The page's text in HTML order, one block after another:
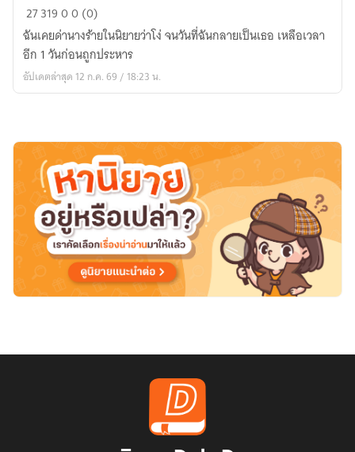
นี้»
บท
นาง
ร้าย
เรื่อง
นี้
ไรต์
แล้ว
(ทะลุ
มา
เป็น
นาง
ร้าย
แต่
2731900 (0)
ฉันเคยด่านางร้ายในนิยายว่าโง่ จนวันที่ฉันกลายเป็นเธอ เหลือเวลา
อีก 1 วันก่อนถูกประหาร
อัปเดตล่าสุด 12 ก.ค. 69 / 18:23 น.